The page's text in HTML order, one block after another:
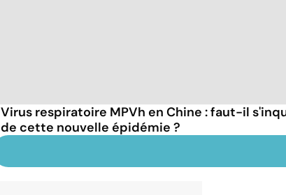
Virus respiratoire MPVh en Chine : faut-il
de cette nouvelle épidémie ?